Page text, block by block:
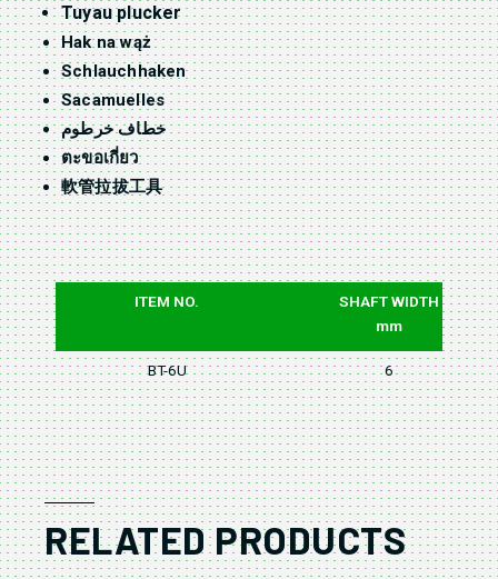
Tuyau plucker
Hak na wąż
Schlauchhaken
Sacamuelles
خطاف خرطوم
ตะขอเกี่ยว
軟管拉拔工具
ITEM NO.
SHAFT WIDTH
mm
BT-6U 6
RELATED PRODUCTS